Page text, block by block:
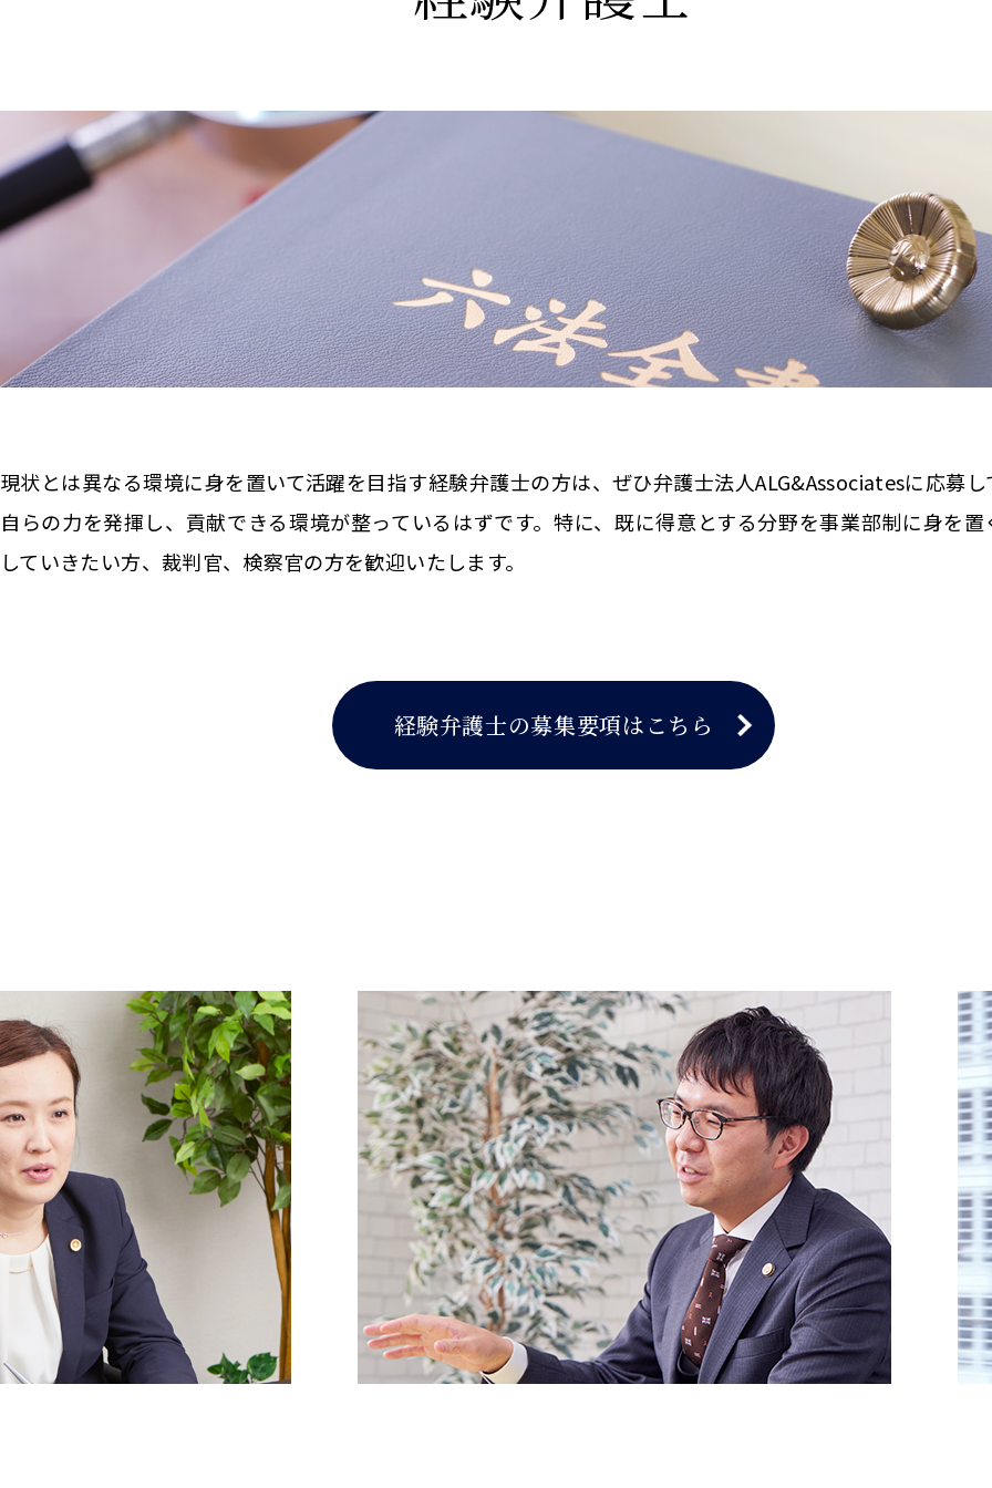
現状とは異なる環境に身を置いて活躍を目指す経験弁護士の方は、ぜひ弁護士法人ALG&Associatesに応募し
自らの力を発揮し、貢献できる環境が整っているはずです。特に、既に得意とする分野を事業部制に身を置
していきたい方、裁判官、検察官の方を歓迎いたします。
経験弁護士の募集要項はこちら